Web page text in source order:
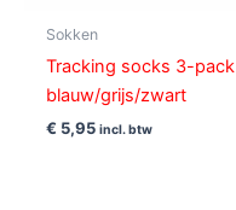
Sokken
Tracking socks 3-pack
blauw/grijs/zwart
€ 5,95 incl. btw